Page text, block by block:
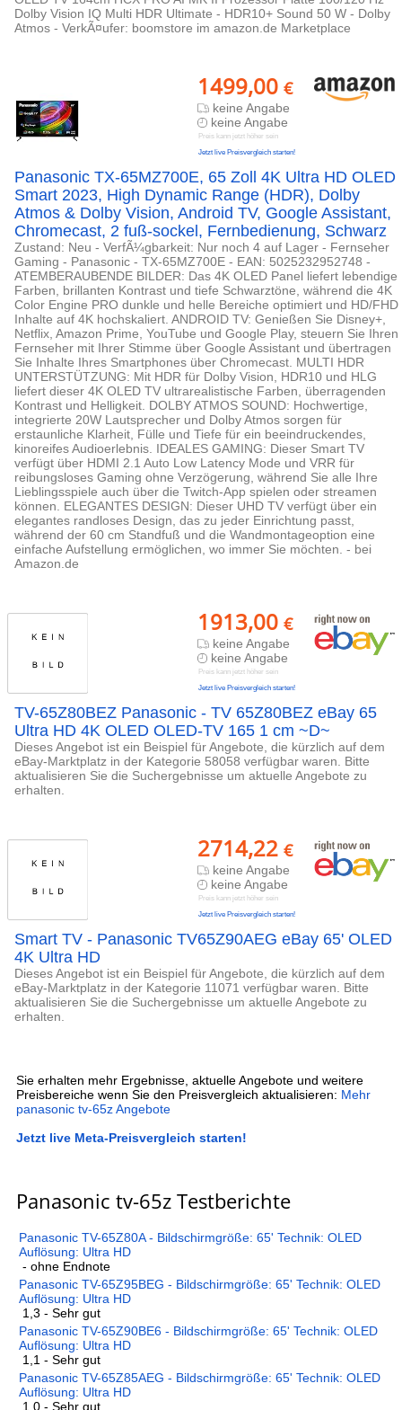
Dolby Vision IQ Multi HDR Ultimate - HDR10+ Sound 50 W - Dolby
Atmos - VerkÃ¤ufer: boomstore im amazon.de Marketplace
1499,00 €
keine Angabe
keine Angabe
Preis kann jetzt höher sein
Jetzt live Preisvergleich starten!
Panasonic TX-65MZ700E, 65 Zoll 4K Ultra HD OLED
Smart 2023, High Dynamic Range (HDR), Dolby
Atmos & Dolby Vision, Android TV, Google Assistant,
Chromecast, 2 fuß-sockel, Fernbedienung, Schwarz
Zustand: Neu - VerfÃ¼gbarkeit: Nur noch 4 auf Lager - Fernseher
Gaming - Panasonic - TX-65MZ700E - EAN: 5025232952748 -
ATEMBERAUBENDE BILDER: Das 4K OLED Panel liefert lebendige
Farben, brillanten Kontrast und tiefe Schwarztöne, während die 4K
Color Engine PRO dunkle und helle Bereiche optimiert und HD/FHD
Inhalte auf 4K hochskaliert. ANDROID TV: Genießen Sie Disney+,
Netflix, Amazon Prime, YouTube und Google Play, steuern Sie Ihren
Fernseher mit Ihrer Stimme über Google Assistant und übertragen
Sie Inhalte Ihres Smartphones über Chromecast. MULTI HDR
UNTERSTÜTZUNG: Mit HDR für Dolby Vision, HDR10 und HLG
liefert dieser 4K OLED TV ultrarealistische Farben, überragenden
Kontrast und Helligkeit. DOLBY ATMOS SOUND: Hochwertige,
integrierte 20W Lautsprecher und Dolby Atmos sorgen für
erstaunliche Klarheit, Fülle und Tiefe für ein beeindruckendes,
kinoreifes Audioerlebnis. IDEALES GAMING: Dieser Smart TV
verfügt über HDMI 2.1 Auto Low Latency Mode und VRR für
reibungsloses Gaming ohne Verzögerung, während Sie alle Ihre
Lieblingsspiele auch über die Twitch-App spielen oder streamen
können. ELEGANTES DESIGN: Dieser UHD TV verfügt über ein
elegantes randloses Design, das zu jeder Einrichtung passt,
während der 60 cm Standfuß und die Wandmontageoption eine
einfache Aufstellung ermöglichen, wo immer Sie möchten. - bei
Amazon.de
1913,00 €
keine Angabe
keine Angabe
Preis kann jetzt höher sein
Jetzt live Preisvergleich starten!
TV-65Z80BEZ Panasonic - TV 65Z80BEZ eBay 65
Ultra HD 4K OLED OLED-TV 165 1 cm ~D~
Dieses Angebot ist ein Beispiel für Angebote, die kürzlich auf dem
eBay-Marktplatz in der Kategorie 58058 verfügbar waren. Bitte
aktualisieren Sie die Suchergebnisse um aktuelle Angebote zu
erhalten.
2714,22 €
keine Angabe
keine Angabe
Preis kann jetzt höher sein
Jetzt live Preisvergleich starten!
Smart TV - Panasonic TV65Z90AEG eBay 65' OLED
4K Ultra HD
Dieses Angebot ist ein Beispiel für Angebote, die kürzlich auf dem
eBay-Marktplatz in der Kategorie 11071 verfügbar waren. Bitte
aktualisieren Sie die Suchergebnisse um aktuelle Angebote zu
erhalten.
Sie erhalten mehr Ergebnisse, aktuelle Angebote und weitere
Preisbereiche wenn Sie den Preisvergleich aktualisieren: Mehr
panasonic tv-65z Angebote
Jetzt live Meta-Preisvergleich starten!
Panasonic tv-65z Testberichte
Panasonic TV-65Z80A - Bildschirmgröße: 65' Technik: OLED
Auflösung: Ultra HD
- ohne Endnote
Panasonic TV-65Z95BEG - Bildschirmgröße: 65' Technik: OLED
Auflösung: Ultra HD
1,3 - Sehr gut
Panasonic TV-65Z90BE6 - Bildschirmgröße: 65' Technik: OLED
Auflösung: Ultra HD
1,1 - Sehr gut
Panasonic TV-65Z85AEG - Bildschirmgröße: 65' Technik: OLED
Auflösung: Ultra HD
1,0 - Sehr gut